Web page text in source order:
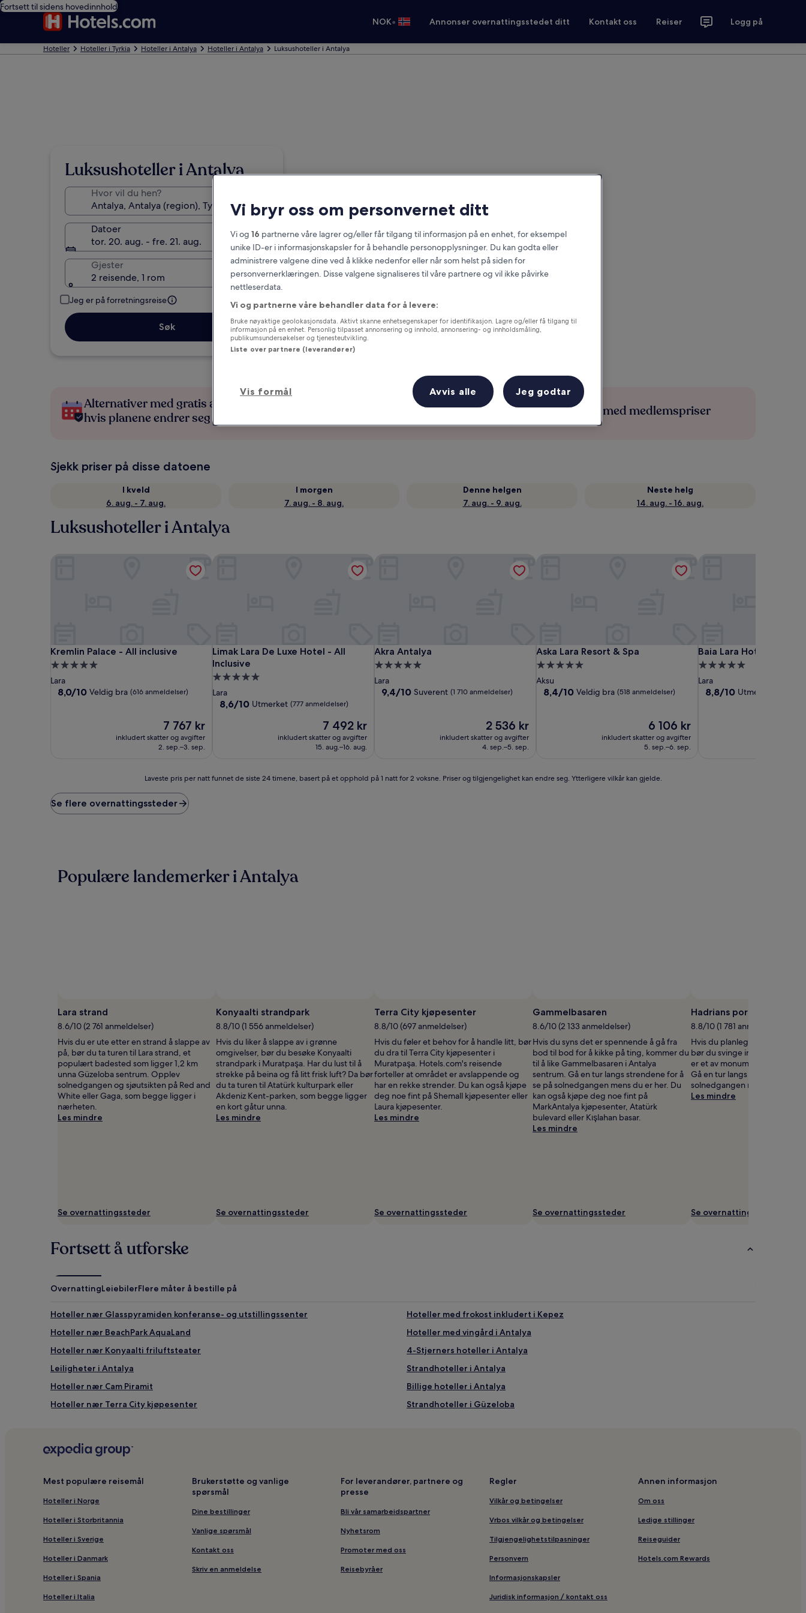
Fortsett til sidens hovedinnhold
NOK• Annonser overnattingsstedet ditt Kontakt oss Reiser Logg på
Hoteller Hoteller i Tyrkia Hoteller i Antalya Hoteller i Antalya Luksushoteller i Antalya
Luksushoteller i Antalya
Hvor vil du hen?
Datoer
tor. 20. aug. - fre. 21. aug.
Gjester
2 reisende, 1 rom
Jeg er på forretningsreise
Søk
Alternativer med gratis avbestilling
hvis planene endrer seg
Samle fordeler for hver natt du
Spar mer med medlemspriser
Sjekk priser på disse datoene
I kveld
6. aug. - 7. aug.
I morgen
7. aug. - 8. aug.
Denne helgen
7. aug. - 9. aug.
Neste helg
14. aug. - 16. aug.
Luksushoteller i Antalya
Kremlin Palace - All inclusive
Kremlin Palace - All inclusive
Overnattingssted
med
5.0
Lara
8.0
8,0/10 Veldig bra (616 anmeldelser)
Prisen
er
7 767 kr
7 767 kr
inkludert skatter og avgifter
2. sep.–3. sep.
Limak Lara De Luxe Hotel - All
Inclusive
Limak Lara De Luxe Hotel - All Inclusive
Overnattingssted
med
5.0
Lara
8.6
8,6/10 Utmerket (777 anmeldelser)
Prisen
er
7 492 kr
7 492 kr
inkludert skatter og avgifter
15. aug.–16. aug.
Limak Lara De Luxe Hotel - All Inclusive
Akra Antalya
Akra Antalya
Overnattingssted
med
5.0
Lara
9.4
9,4/10 Suverent (1 710 anmeldelser)
Prisen
er
2 536 kr
2 536 kr
inkludert skatter og avgifter
4. sep.–5. sep.
Aska Lara Resort & Spa
Aska Lara Resort & Spa
Overnattingssted
med
5.0
Aksu
8.4
8,4/10 Veldig bra (518 anmeldelser)
Prisen
er
6 106 kr
6 106 kr
inkludert skatter og avgifter
5. sep.–6. sep.
Baia Lara Hotel
Baia Lara Hotel
Overnattingssted
med
5.0
Lara
8.8
8,8/10 Utmerket
per
natt
basert
kan
endre
seg.
Ytterligere
vilkår
kan
gjelde.
Laveste pris per natt funnet de siste 24 timene, basert på et opphold på 1 natt for 2 voksne. Priser og tilgjengelighet kan endre seg. Ytterligere vilkår kan gjelde.
Se flere overnattingssteder
Populære landemerker i Antalya
Lara strand
8.6/10 (2 761 anmeldelser)
Hvis du er ute etter en strand å slappe av
på, bør du ta turen til Lara strand, et
populært badested som ligger 1,2 km
unna Güzeloba sentrum. Opplev
solnedgangen og sjøutsikten på Red and
White eller Gaga, som begge ligger i
nærheten.
Les mindre
Se overnattingssteder
Konyaalti strandpark
8.8/10 (1 556 anmeldelser)
Hvis du liker å slappe av i grønne
omgivelser, bør du besøke Konyaalti
strandpark i Muratpaşa. Har du lust til å
strekke på beina og få litt frisk luft? Da bør
du ta turen til Atatürk kulturpark eller
Akdeniz Kent-parken, som begge ligger
en kort gåtur unna.
Les mindre
Se overnattingssteder
Terra City kjøpesenter
8.8/10 (697 anmeldelser)
Hvis du føler et behov for å handle litt, bør
du dra til Terra City kjøpesenter i
Muratpaşa. Hotels.com's reisende
forteller at området er avslappende og
har en rekke strender. Du kan også kjøpe
deg noe fint på Shemall kjøpesenter eller
Laura kjøpesenter.
Les mindre
Se overnattingssteder
Gammelbasaren
8.6/10 (2 133 anmeldelser)
Hvis du syns det er spennende å gå fra
bod til bod for å kikke på ting, kommer du
til å like Gammelbasaren i Antalya
sentrum. Gå en tur langs strendene for å
se på solnedgangen mens du er her. Du
kan også kjøpe deg noe fint på
MarkAntalya kjøpesenter, Atatürk
bulevard eller Kışlahan basar.
Les mindre
Se overnattingssteder
Hadrians port
8.8/10 (1 781 anmeldelser)
Hvis du planlegger å dra på
bør du svinge innom Hadrians
er et av monumentene i
Gå en tur langs strendene for
solnedgangen mens du er her.
Les mindre
Se overnattingssteder
Fortsett å utforske
OvernattingLeiebilerFlere måter å bestille på
Hoteller nær Glasspyramiden konferanse- og utstillingssenter
Hoteller med frokost inkludert i Kepez
Hoteller nær BeachPark AquaLand
Hoteller med vingård i Antalya
Hoteller nær Konyaalti friluftsteater
4-Stjerners hoteller i Antalya
Leiligheter i Antalya
Strandhoteller i Antalya
Hoteller nær Cam Piramit
Billige hoteller i Antalya
Hoteller nær Terra City kjøpesenter
Strandhoteller i Güzeloba
Hoteller nær Korsan bukt
Hoteller nær Antalya int.
Resorter og hoteller med spa i Antalya
Hoteller nær Antalya Aqualand Dolphinland
Hoteller nær Suna & İnan Kıraç Kaleiçi Museum
Hoteller nær Corendon Airlines Park
Hoteller med treningssenter i Antalya
Strandhoteller i Antalya
Hoteller i Muratpaşa
Hoteller nær Karaalioglu-parken
Hoteller nær Medical Park Antalya Hastane Kompleksi
Mest populære reisemål
Hoteller i Norge
Hoteller i Storbritannia
Hoteller i Sverige
Hoteller i Danmark
Hoteller i Spania
Hoteller i Italia
Brukerstøtte og vanlige
spørsmål
Dine bestillinger
Vanlige spørsmål
Kontakt oss
Skriv en anmeldelse
For leverandører, partnere og
presse
Bli vår samarbeidspartner
Nyhetsrom
Promoter med oss
Reisebyråer
Regler
Vilkår og betingelser
Vrbos vilkår og betingelser
Tilgjengelighetstilpasninger
Personvern
Informasjonskapsler
Juridisk informasjon / kontakt oss
Annen informasjon
Om oss
Ledige stillinger
Reiseguider
Hotels.com Rewards
Vi bryr oss om personvernet ditt
Vi og 16 partnerne våre lagrer og/eller får tilgang til informasjon på en enhet, for eksempel
unike ID-er i informasjonskapsler for å behandle personopplysninger. Du kan godta eller
administrere valgene dine ved å klikke nedenfor eller når som helst på siden for
personvernerklæringen. Disse valgene signaliseres til våre partnere og vil ikke påvirke
nettleserdata.
Vi og partnerne våre behandler data for å levere:
Bruke nøyaktige geolokasjonsdata. Aktivt skanne enhetsegenskaper for identifikasjon. Lagre og/eller få tilgang til
informasjon på en enhet. Personlig tilpasset annonsering og innhold, annonsering- og innholdsmåling,
publikumsundersøkelser og tjenesteutvikling.
Liste over partnere (leverandører)
Vis formål Avvis alle Jeg godtar